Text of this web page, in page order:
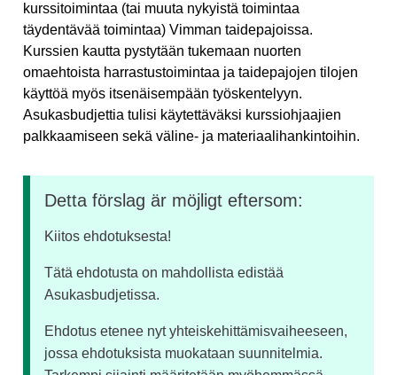
kurssitoimintaa (tai muuta nykyistä toimintaa
täydentävää toimintaa) Vimman taidepajoissa.
Kurssien kautta pystytään tukemaan nuorten
omaehtoista harrastustoimintaa ja taidepajojen tilojen
käyttöä myös itsenäisempään työskentelyyn.
Asukasbudjettia tulisi käytettäväksi kurssiohjaajien
palkkaamiseen sekä väline- ja materiaalihankintoihin.
Detta förslag är möjligt eftersom:
Kiitos ehdotuksesta!
Tätä ehdotusta on mahdollista edistää
Asukasbudjetissa.
Ehdotus etenee nyt yhteiskehittämisvaiheeseen,
jossa ehdotuksista muokataan suunnitelmia.